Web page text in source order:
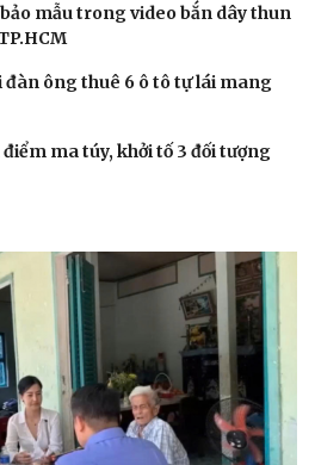
mẫu trong video bắn dây thun
ông thuê 6 ô tô tự lái mang
ma túy, khởi tố 3 đối tượng